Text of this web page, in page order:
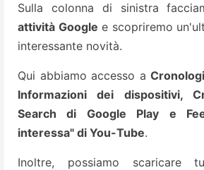
Sulla colonna di sinistra
attività Google e scopriremo
interessante novità.
Qui abbiamo accesso a
Informazioni dei dispositivi,
Search di Google Play e
interessa" di You-Tube.
Inoltre, possiamo scaricare